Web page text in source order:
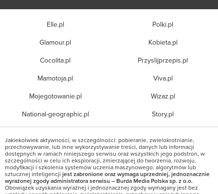
Elle.pl
Glamour.pl
Cocolita.pl
Mamotoja.pl
Mojegotowanie.pl
National-geographic.pl
Polki.pl
Kobieta.pl
Przyslijprzepis.pl
Viva.pl
Wizaz.pl
Story.pl
Jakiekolwiek aktywności, w szczególności: pobieranie, zwielokrotnianie,
przechowywanie, lub inne wykorzystywanie treści, danych lub informacji
dostępnych w ramach niniejszego serwisu oraz wszystkich jego podstron, w
szczególności w celu ich eksploracji, zmierzającej do tworzenia, rozwoju,
modyfikacji i szkolenia systemów uczenia maszynowego, algorytmów lub
sztucznej inteligencji jest zabronione oraz wymaga uprzedniej, jednoznacznie
wyrażonej zgody administratora serwisu – Burda Media Polska sp. z o.o.
Obowiązek uzyskania wyraźnej i jednoznacznej zgody wymagany jest bez